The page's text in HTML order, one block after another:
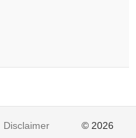
Disclaimer
© 2026